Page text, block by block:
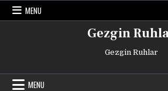
Skip
MENU
Gezgin
Gezgin Ruhlar
MENU